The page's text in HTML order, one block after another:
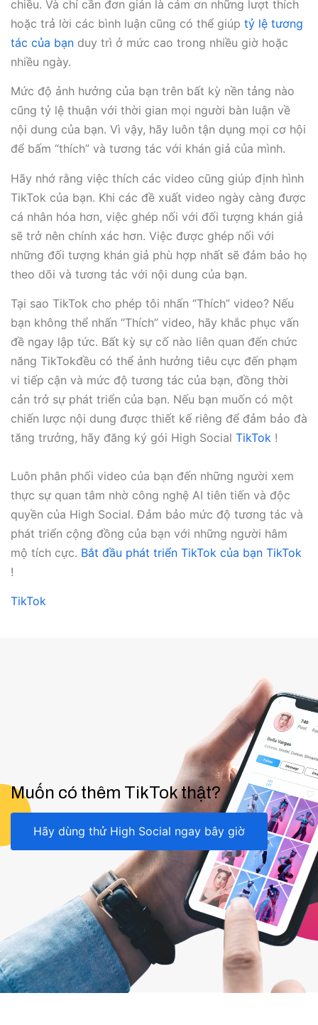
chiều. Và chỉ cần đơn giản là cảm ơn những lượt thích
hoặc trả lời các bình luận cũng có thể giúp tỷ lệ tương
tác của bạn duy trì ở mức cao trong nhiều giờ hoặc
nhiều ngày.
Mức độ ảnh hưởng của bạn trên bất kỳ nền tảng nào
cũng tỷ lệ thuận với thời gian mọi người bàn luận về
nội dung của bạn. Vì vậy, hãy luôn tận dụng mọi cơ hội
để bấm “thích” và tương tác với khán giả của mình.
Hãy nhớ rằng việc thích các video cũng giúp định hình
TikTok của bạn. Khi các đề xuất video ngày càng được
cá nhân hóa hơn, việc ghép nối với đối tượng khán giả
sẽ trở nên chính xác hơn. Việc được ghép nối với
những đối tượng khán giả phù hợp nhất sẽ đảm bảo họ
theo dõi và tương tác với nội dung của bạn.
Tại sao TikTok cho phép tôi nhấn “Thích” video? Nếu
bạn không thể nhấn “Thích” video, hãy khắc phục vấn
đề ngay lập tức. Bất kỳ sự cố nào liên quan đến chức
năng TikTokđều có thể ảnh hưởng tiêu cực đến phạm
vi tiếp cận và mức độ tương tác của bạn, đồng thời
cản trở sự phát triển của bạn. Nếu bạn muốn có một
chiến lược nội dung được thiết kế riêng để đảm bảo đà
tăng trưởng, hãy đăng ký gói High Social TikTok !
Luôn phân phối video của bạn đến những người xem
thực sự quan tâm nhờ công nghệ AI tiên tiến và độc
quyền của High Social. Đảm bảo mức độ tương tác và
phát triển cộng đồng của bạn với những người hâm
mộ tích cực. Bắt đầu phát triển TikTok của bạn TikTok
!
TikTok
Muốn có thêm TikTok thật?
Hãy dùng thử High Social ngay bây giờ